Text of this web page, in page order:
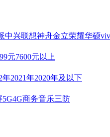
中兴联想神舟金立荣耀华硕
元7600元以上
年2021年2020年及以下
5G4G商务音乐三防